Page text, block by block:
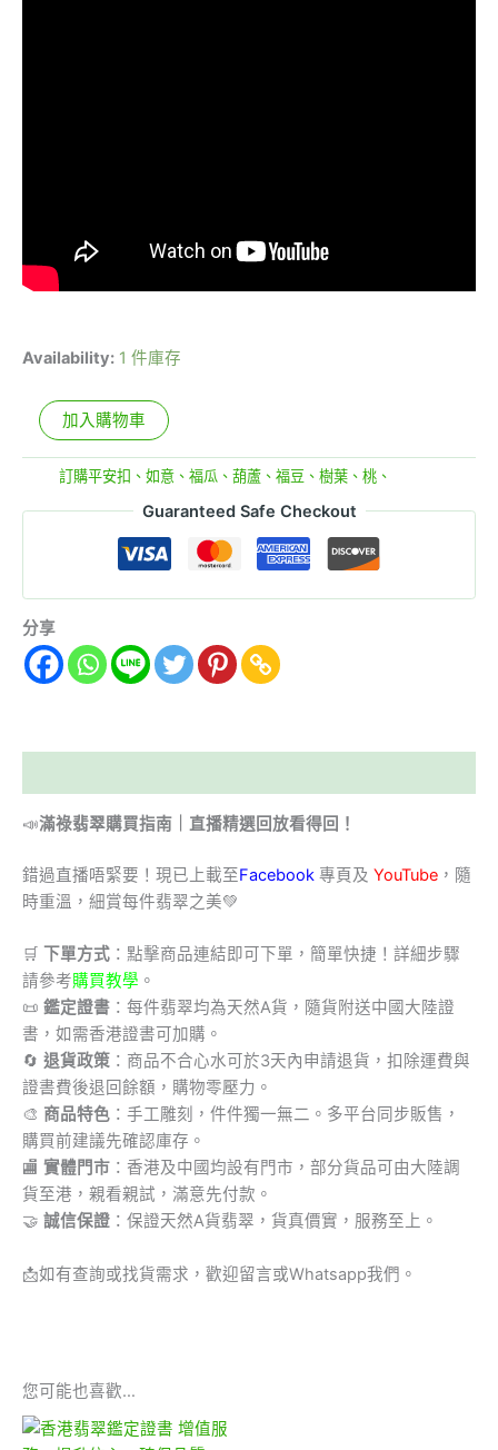
Availability: 1 件庫存
加入購物車
訂購平安扣、如意、福瓜、葫蘆、福豆、樹葉、桃、
Guaranteed Safe Checkout
分享
📣滿祿翡翠購買指南｜直播精選回放看得回！
錯過直播唔緊要！現已上載至Facebook 專頁及 YouTube ，隨
時重溫，細賞每件翡翠之美💚
🛒 下單方式 ：點擊商品連結即可下單，簡單快捷！詳細步驟
請參考購買教學 。
📜 鑑定證書 ：每件翡翠均為天然A貨，隨貨附送中國大陸證
書，如需香港證書可加購。
🔄 退貨政策 ：商品不合心水可於3天內申請退貨，扣除運費與
證書費後退回餘額，購物零壓力。
🎨 商品特色 ：手工雕刻，件件獨一無二。多平台同步販售，
購買前建議先確認庫存。
🏬 實體門市 ：香港及中國均設有門市，部分貨品可由大陸調
貨至港，親看親試，滿意先付款。
🤝 誠信保證 ：保證天然A貨翡翠，貨真價實，服務至上。
📩如有查詢或找貨需求，歡迎留言或Whatsapp我們。
您可能也喜歡…